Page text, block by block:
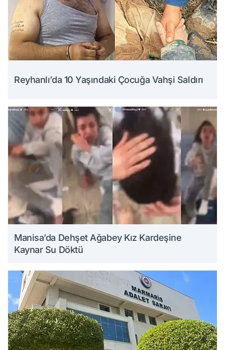
Reyhanlı’da 10 Yaşındaki Çocuğa Vahşi Saldırı
Manisa’da Dehşet Ağabey Kız Kardeşine
Kaynar Su Döktü